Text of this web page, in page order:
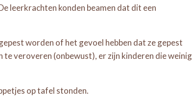
leerkrachten konden beamen dat dit een
worden of het gevoel hebben dat ze gepest
te veroveren (onbewust), er zijn kinderen die weinig
op tafel stonden.